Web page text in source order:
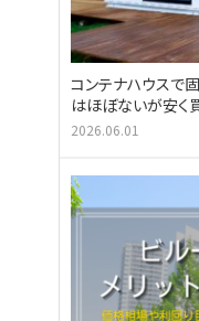
コンテナハウスで
はほぼないが安く
資産税も解説
2026.06.01